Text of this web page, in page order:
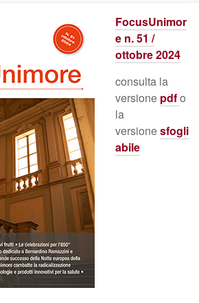
FocusUnimor
e n. 51 /
ottobre 2024
consulta la
versione pdfo
la
versionesfogli
abile